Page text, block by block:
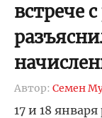
встрече
Автор: Семен
17 и 18